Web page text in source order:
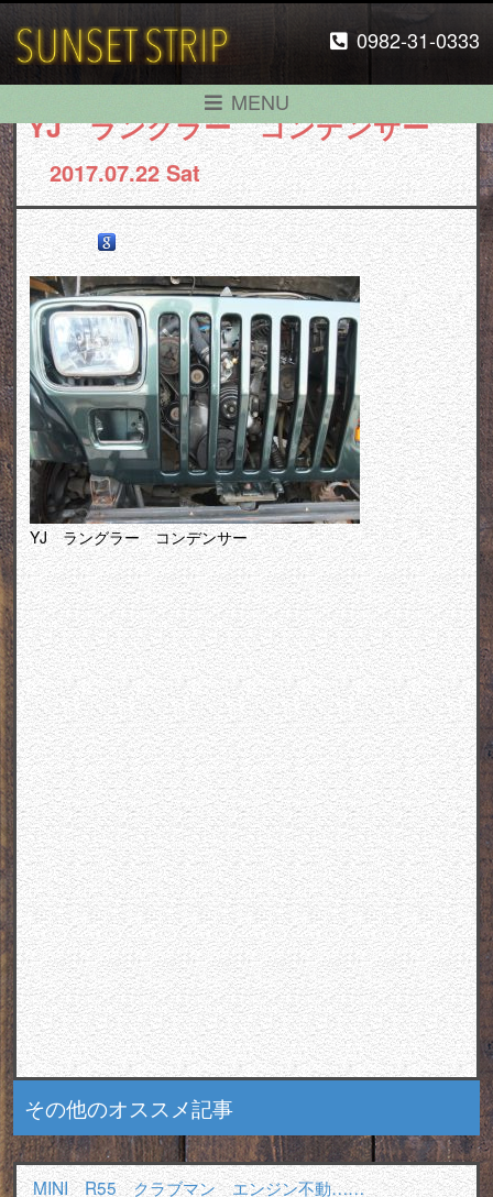
0982-31-0333
MENU
YJ ラングラー コンデンサー
2017.07.22 Sat
YJ ラングラー コンデンサー
その他のオススメ記事
MINI R55 クラブマン エンジン不動……